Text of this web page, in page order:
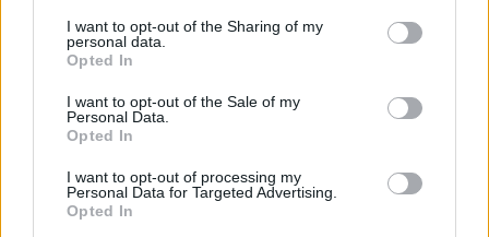
I want to opt-out of the Sharing of my
personal data.
Opted In
I want to opt-out of the Sale of my
Personal Data.
Opted In
I want to opt-out of processing my
Personal Data for Targeted Advertising.
Opted In
ΜΠΟΡΕΙ ΝΑ ΣΑΣ ΕΝΔΙΑΦΕΡΕΙ
Συντάγματος; Πότε ήταν η
τελευταία φορά που έγινε
Σε ισχύ κυκλοφοριακές ρυθμίσεις